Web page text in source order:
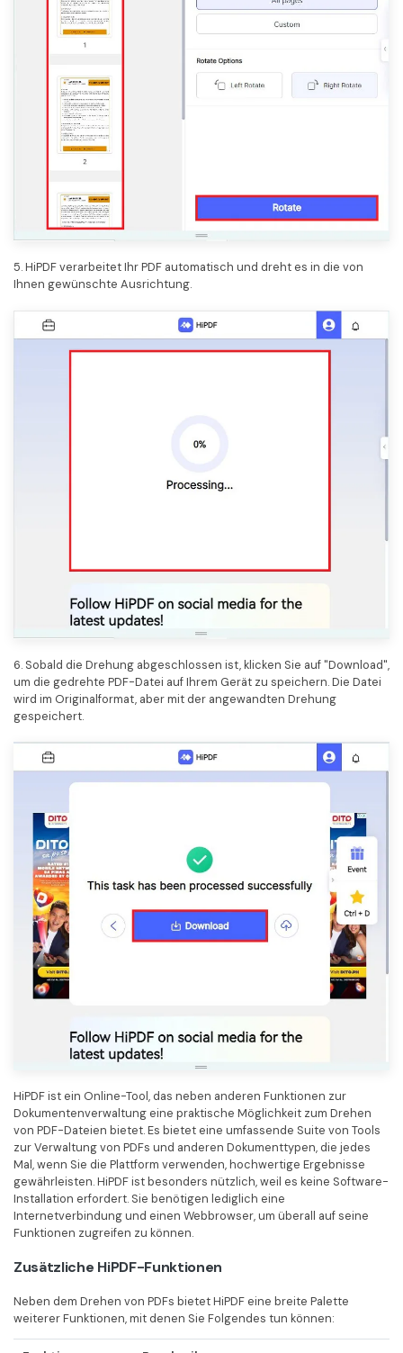
5. HiPDF verarbeitet Ihr PDF automatisch und dreht es in die von
Ihnen gewünschte Ausrichtung.
6. Sobald die Drehung abgeschlossen ist, klicken Sie auf "Download",
um die gedrehte PDF-Datei auf Ihrem Gerät zu speichern. Die Datei
wird im Originalformat, aber mit der angewandten Drehung
gespeichert.
HiPDF ist ein Online-Tool, das neben anderen Funktionen zur
Dokumentenverwaltung eine praktische Möglichkeit zum Drehen
von PDF-Dateien bietet. Es bietet eine umfassende Suite von Tools
zur Verwaltung von PDFs und anderen Dokumenttypen, die jedes
Mal, wenn Sie die Plattform verwenden, hochwertige Ergebnisse
gewährleisten. HiPDF ist besonders nützlich, weil es keine Software-
Installation erfordert. Sie benötigen lediglich eine
Internetverbindung und einen Webbrowser, um überall auf seine
Funktionen zugreifen zu können.
Zusätzliche HiPDF-Funktionen
Neben dem Drehen von PDFs bietet HiPDF eine breite Palette
weiterer Funktionen, mit denen Sie Folgendes tun können: